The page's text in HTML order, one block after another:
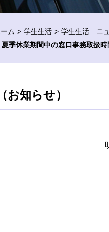
ム 学生生活
学生生活 ニ
夏季休業期間中の窓口事務取扱時
知らせ）